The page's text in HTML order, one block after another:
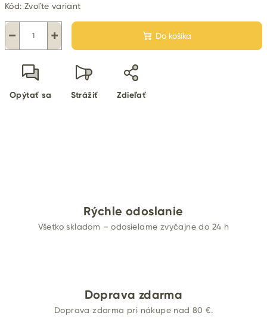
Kód: Zvoľte variant
+
− Do košíka
Opýtať sa Strážiť Zdieľať
Rýchle odoslanie
Všetko skladom – odosielame zvyčajne do 24 h
Doprava zdarma
Doprava zdarma pri nákupe nad 80 €.